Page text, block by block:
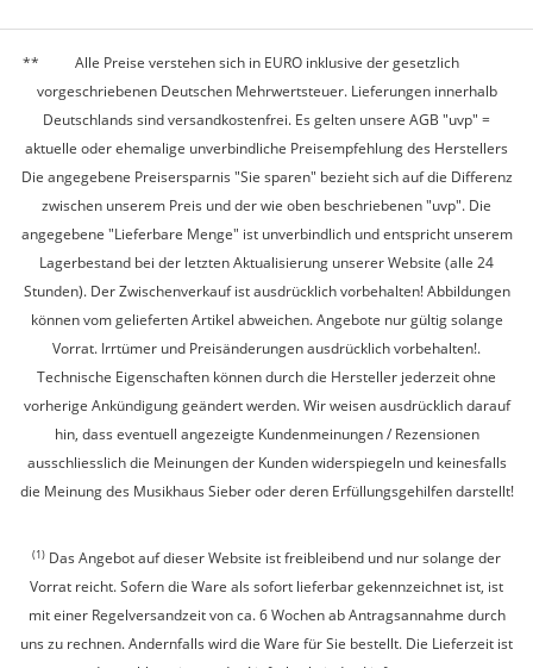
Alle Preise verstehen sich in EURO inklusive der gesetzlich
vorgeschriebenen Deutschen Mehrwertsteuer. Lieferungen innerhalb
Deutschlands sind versandkostenfrei. Es gelten unsere AGB "uvp" =
aktuelle oder ehemalige unverbindliche Preisempfehlung des Herstellers
Die angegebene Preisersparnis "Sie sparen" bezieht sich auf die Differenz
zwischen unserem Preis und der wie oben beschriebenen "uvp". Die
angegebene "Lieferbare Menge" ist unverbindlich und entspricht unserem
Lagerbestand bei der letzten Aktualisierung unserer Website (alle 24
Stunden). Der Zwischenverkauf ist ausdrücklich vorbehalten! Abbildungen
können vom gelieferten Artikel abweichen. Angebote nur gültig solange
Vorrat. Irrtümer und Preisänderungen ausdrücklich vorbehalten!.
Technische Eigenschaften können durch die Hersteller jederzeit ohne
vorherige Ankündigung geändert werden. Wir weisen ausdrücklich darauf
hin, dass eventuell angezeigte Kundenmeinungen / Rezensionen
ausschliesslich die Meinungen der Kunden widerspiegeln und keinesfalls
die Meinung des Musikhaus Sieber oder deren Erfüllungsgehilfen darstellt!
(1) Das Angebot auf dieser Website ist freibleibend und nur solange der
Vorrat reicht. Sofern die Ware als sofort lieferbar gekennzeichnet ist, ist
mit einer Regelversandzeit von ca. 6 Wochen ab Antragsannahme durch
uns zu rechnen. Andernfalls wird die Ware für Sie bestellt. Die Lieferzeit ist